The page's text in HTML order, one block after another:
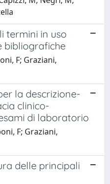
termini in uso
bibliografiche
F; Graziani,
la descrizione-
clinico-
di laboratorio
F; Graziani,
delle principali